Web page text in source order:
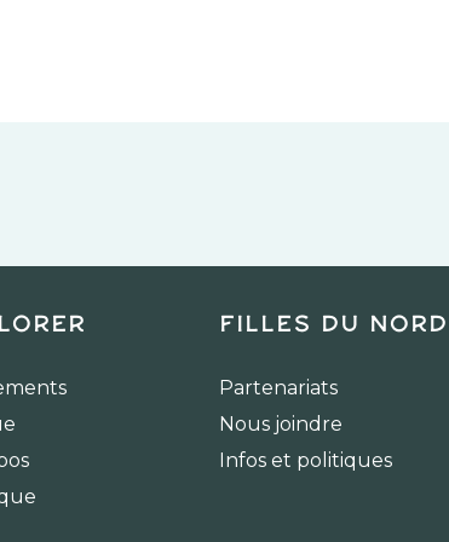
Filles du Nord
Partenariats
Nous joindre
Infos et politiques